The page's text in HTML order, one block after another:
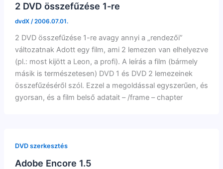
2 DVD összefűzése 1-re
dvdX /2006.07.01.
2 DVD összefűzése 1-re avagy annyi a „rendezői”
változatnak Adott egy film, ami 2 lemezen van elhelyezve
(pl.: most kijött a Leon, a profi). A leírás a film (bármely
másik is természetesen) DVD 1 és DVD 2 lemezeinek
összefűzéséről szól. Ezzel a megoldással egyszerűen, és
gyorsan, és a film belső adatait – /frame – chapter
DVD szerkesztés
Adobe Encore 1.5